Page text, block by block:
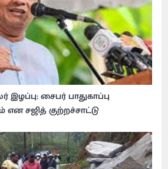
சைபர் பாதுகாப்பு
சஜித் குற்றச்சாட்டு